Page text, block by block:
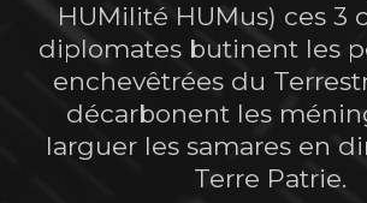
HUMilité HUMus) ces 3
diplomates butinent les
enchevêtrées du
décarbonent les
larguer les samares en
Terre Patrie.